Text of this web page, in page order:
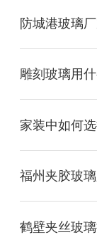
防城港玻璃
雕刻玻璃用
家装中如何
福州夹胶玻
鹤壁夹丝玻